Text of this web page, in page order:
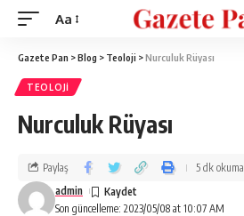
Aa
Gazete Pan >Blog > Teoloji >Nurculuk Rüyası
TEOLOJI
Nurculuk Rüyası
Son güncelleme: 2023/05/08 at 10:07 AM
admin
Paylaş 5 dk okuma